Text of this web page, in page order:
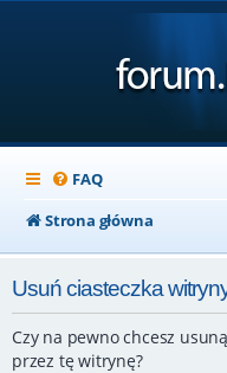
FAQ
Strona główna
Usuń ciasteczka
Czy na pewno chcesz
przez tę witrynę?